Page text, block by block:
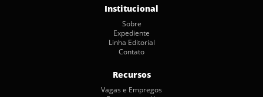
Institucional
Sobre
Expediente
Linha Editorial
Contato
Recursos
Vagas e Empregos